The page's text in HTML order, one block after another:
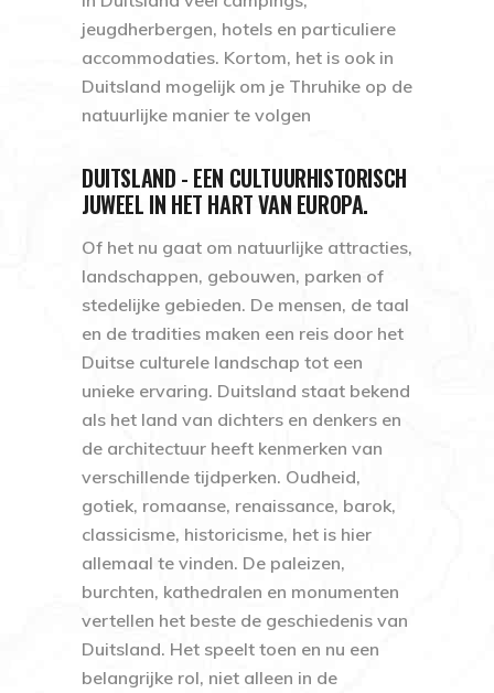
jeugdherbergen, hotels en particuliere
accommodaties. Kortom, het is ook in
Duitsland mogelijk om je Thruhike op de
natuurlijke manier te volgen
DUITSLAND - EEN CULTUURHISTORISCH
JUWEEL IN HET HART VAN EUROPA.
Of het nu gaat om natuurlijke attracties,
landschappen, gebouwen, parken of
stedelijke gebieden. De mensen, de taal
en de tradities maken een reis door het
Duitse culturele landschap tot een
unieke ervaring. Duitsland staat bekend
als het land van dichters en denkers en
de architectuur heeft kenmerken van
verschillende tijdperken. Oudheid,
gotiek, romaanse, renaissance, barok,
classicisme, historicisme, het is hier
allemaal te vinden. De paleizen,
burchten, kathedralen en monumenten
vertellen het beste de geschiedenis van
Duitsland. Het speelt toen en nu een
belangrijke rol, niet alleen in de